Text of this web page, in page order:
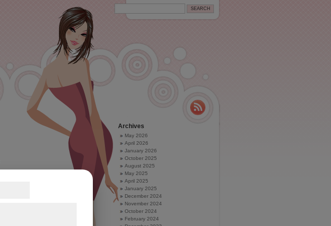
Archives
May 2026
April 2026
January 2026
October 2025
August 2025
May 2025
April 2025
January 2025
December 2024
November 2024
October 2024
February 2024